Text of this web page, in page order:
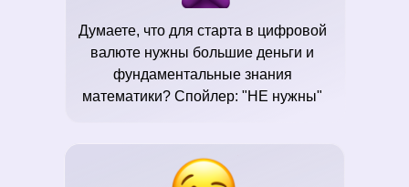
Думаете, что для старта в цифровой
валюте нужны большие деньги и
фундаментальные знания
математики? Спойлер: "НЕ нужны"